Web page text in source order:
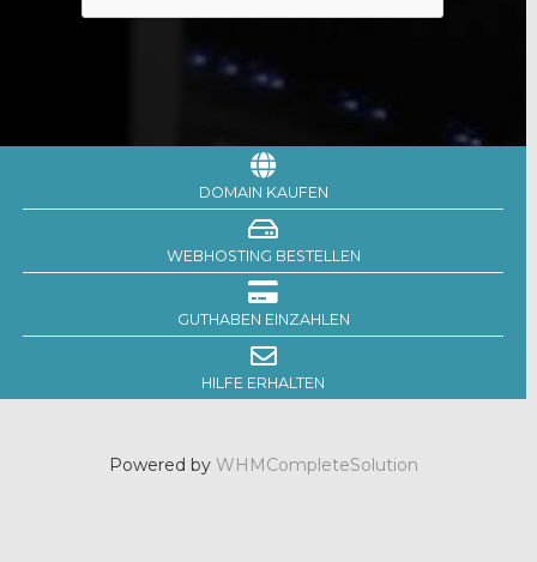
DOMAIN KAUFEN
WEBHOSTING BESTELLEN
GUTHABEN EINZAHLEN
HILFE ERHALTEN
Powered by WHMCompleteSolution